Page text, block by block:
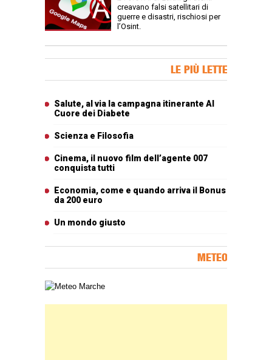
creavano falsi satellitari di
guerre e disastri, rischiosi per
l’Osint.
LE PIÙ LETTE
Salute, al via la campagna itinerante Al
Cuore dei Diabete
Scienza e Filosofia
Cinema, il nuovo film dell’agente 007
conquista tutti
Economia, come e quando arriva il Bonus
da 200 euro
Un mondo giusto
METEO
Carta meteorologica delle Marche